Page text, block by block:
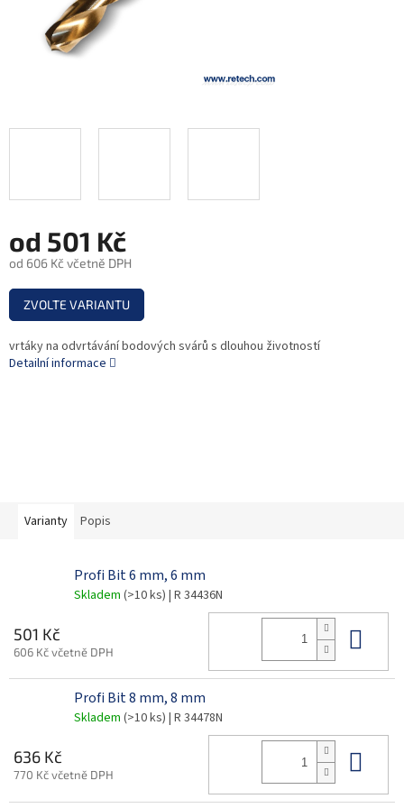
od 501 Kč
od 606 Kč včetně DPH
Měrná
cena:
ZVOLTE VARIANTU
vrtáky na odvrtávání bodových svárů s dlouhou životností
Detailní informace
Varianty Popis
Profi Bit 6 mm, 6 mm
Skladem (>10 ks) | R 34436N
501 Kč
606 Kč včetně DPH
Profi Bit 8 mm, 8 mm
Skladem (>10 ks) | R 34478N
636 Kč
770 Kč včetně DPH